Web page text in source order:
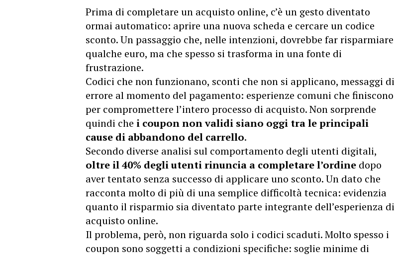
Prima di completare un acquisto online, c’è un gesto diventato
ormai automatico: aprire una nuova scheda e cercare un codice
sconto. Un passaggio che, nelle intenzioni, dovrebbe far risparmiare
qualche euro, ma che spesso si trasforma in una fonte di
frustrazione.
Codici che non funzionano, sconti che non si applicano, messaggi di
errore al momento del pagamento: esperienze comuni che finiscono
per compromettere l’intero processo di acquisto. Non sorprende
quindi che i coupon non validi siano oggi tra le principali
cause di abbandono del carrello.
Secondo diverse analisi sul comportamento degli utenti digitali,
oltre il 40% degli utenti rinuncia a completare l’ordine dopo
aver tentato senza successo di applicare uno sconto. Un dato che
racconta molto di più di una semplice difficoltà tecnica: evidenzia
quanto il risparmio sia diventato parte integrante dell’esperienza di
acquisto online.
Il problema, però, non riguarda solo i codici scaduti. Molto spesso i
coupon sono soggetti a condizioni specifiche: soglie minime di